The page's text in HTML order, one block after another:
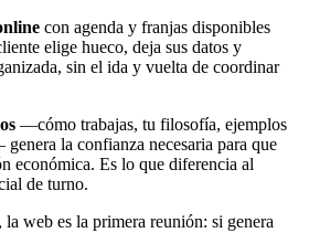
con agenda y franjas disponibles
elige hueco, deja sus datos y
sin el ida y vuelta de coordinar
—cómo trabajas, tu filosofía, ejemplos
la confianza necesaria para que
económica. Es lo que diferencia al
de turno.
la web es la primera reunión: si genera